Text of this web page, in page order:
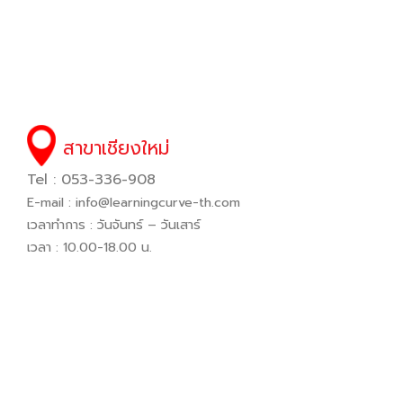
สาขาเชียงใหม่
Tel : 053-336-908
E-mail : info@learningcurve-th.com
เวลาทำการ : วันจันทร์ – วันเสาร์
เวลา : 10.00-18.00 น.